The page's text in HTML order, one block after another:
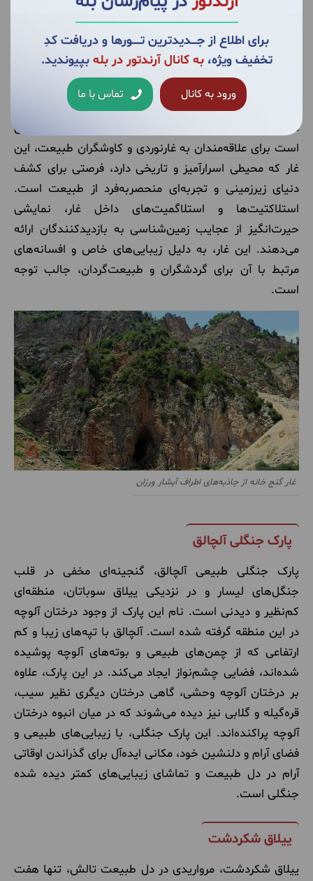
برای اطلاع از جــــدیدترین تــــــورها و دریافت کدِ
تخفیف ویژه،به کانال آرندتور در بله بپیوندید.
ورود به کانال تماس با ما
غار گنج‌خانه
غار گنج‌خانه، با ساختارهای زمین‌شناسی شگفت‌انگیز و
تالارهای بزرگ خود، یکی از پدیده‌های طبیعی کم‌نظیر در
منطقه است. این غار که به دلیل تشکیلات سنگی
عجیب‌وغریب و زیبایی‌های زیرزمینی‌اش شهرت دارد، بهشتی
است برای علاقه‌مندان به غارنوردی و کاوشگران طبیعت، این
غار که محیطی اسرارآمیز و تاریخی دارد، فرصتی برای کشف
دنیای زیرزمینی و تجربه‌ای منحصربه‌فرد از طبیعت است.
استلاکتیت‌ها و استلاگمیت‌های داخل غار، نمایشی
حیرت‌انگیز از عجایب زمین‌شناسی به بازدیدکنندگان ارائه
می‌دهند. این غار، به دلیل زیبایی‌های خاص و افسانه‌های
مرتبط با آن برای گردشگران و طبیعت‌گردان، جالب توجه
است.
غار گنج خانه از جاذبه‌های اطراف آبشار ورزان
پارک جنگلی آلچالق
پارک جنگلی طبیعی آلچالق، گنجینه‌ای مخفی در قلب
جنگل‌های لیسار و در نزدیکی ییلاق سوباتان، منطقه‌ای
کم‌نظیر و دیدنی است. نام این پارک از وجود درختان آلوچه
در این منطقه گرفته شده است. آلچالق با تپه‌های زیبا و کم
ارتفاعی که از چمن‌های طبیعی و بوته‌های آلوچه پوشیده
شده‌اند، فضایی چشم‌نواز ایجاد می‌کند. در این پارک، علاوه
بر درختان آلوچه وحشی، گاهی درختان دیگری نظیر سیب،
قره‌گیله و گلابی نیز دیده می‌شوند که در میان انبوه درختان
آلوچه پراکنده‌اند. این پارک جنگلی، با زیبایی‌های طبیعی و
فضای آرام و دلنشین خود، مکانی ایده‌آل برای گذراندن اوقاتی
آرام در دل طبیعت و تماشای زیبایی‌های کمتر دیده شده
جنگلی است.
ییلاق شکردشت
ییلاق شکردشت، مرواریدی در دل طبیعت تالش، تنها هفت